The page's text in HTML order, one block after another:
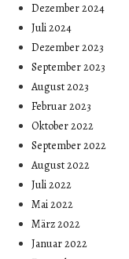
Dezember 2024
Juli 2024
Dezember 2023
September 2023
August 2023
Februar 2023
Oktober 2022
September 2022
August 2022
Juli 2022
Mai 2022
März 2022
Januar 2022